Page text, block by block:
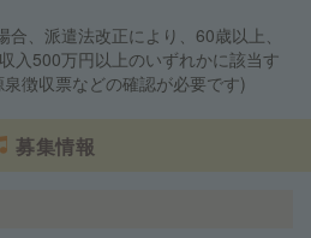
、派遣法改正により、60歳以上、
入500万円以上のいずれかに該当す
徴収票などの確認が必要です)
募集情報